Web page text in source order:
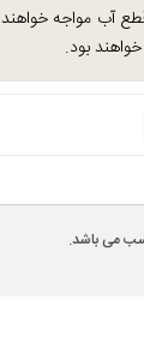
مواجه خواهند
می باشد.